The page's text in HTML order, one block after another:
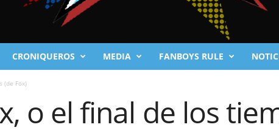
CRONIQUEROS MEDIA FANBOYS RULE
(de Fox)
o el final de los